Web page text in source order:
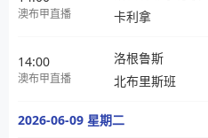
澳布甲直播
卡利拿
14:00
澳布甲直播
洛根鲁斯
北布里斯班
2026-06-09 星期二